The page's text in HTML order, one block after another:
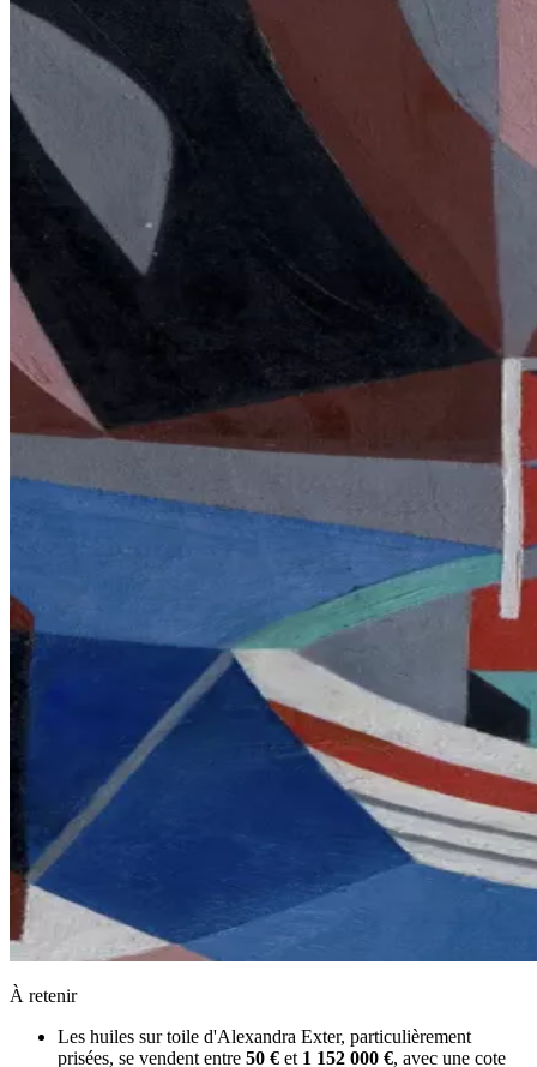
À retenir
Les huiles sur toile d'Alexandra Exter, particulièrement
prisées, se vendent entre 50 € et 1 152 000 €, avec une cote